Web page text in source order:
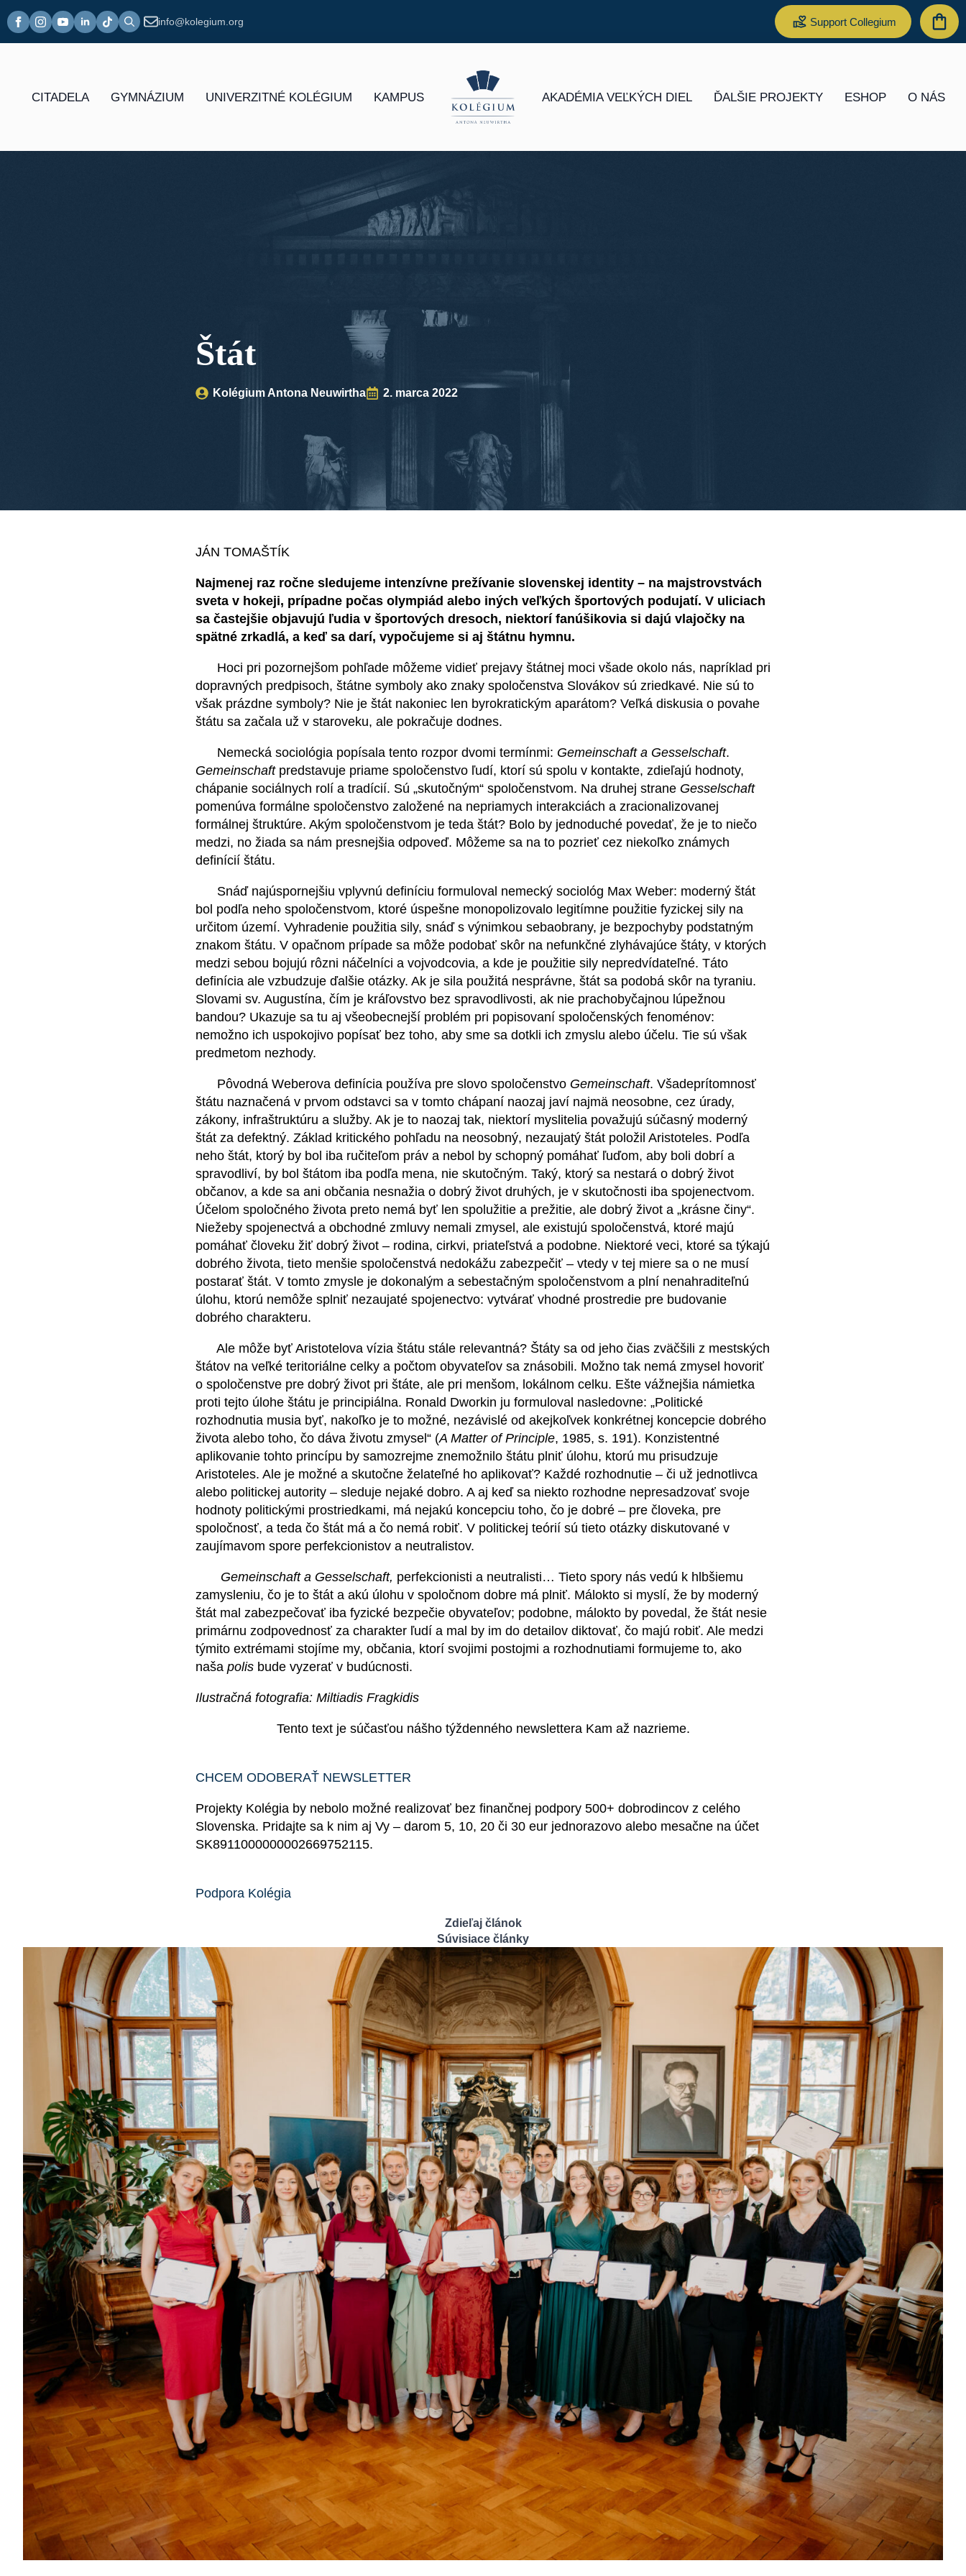
info@kolegium.org Support Collegium
CITADELA GYMNÁZIUM UNIVERZITNÉ KOLÉGIUM KAMPUS AKADÉMIA VEĽKÝCH DIEL ĎALŠIE PROJEKTY ESHOP O NÁS
Štát
Kolégium Antona Neuwirtha 2. marca 2022
JÁN TOMAŠTÍK
Najmenej raz ročne sledujeme intenzívne prežívanie slovenskej identity – na majstrovstvách
sveta v hokeji, prípadne počas olympiád alebo iných veľkých športových podujatí. V uliciach
sa častejšie objavujú ľudia v športových dresoch, niektorí fanúšikovia si dajú vlajočky na
spätné zrkadlá, a keď sa darí, vypočujeme si aj štátnu hymnu.
Hoci pri pozornejšom pohľade môžeme vidieť prejavy štátnej moci všade okolo nás, napríklad pri
dopravných predpisoch, štátne symboly ako znaky spoločenstva Slovákov sú zriedkavé. Nie sú to
však prázdne symboly? Nie je štát nakoniec len byrokratickým aparátom? Veľká diskusia o povahe
štátu sa začala už v staroveku, ale pokračuje dodnes.
Nemecká sociológia popísala tento rozpor dvomi termínmi: Gemeinschaft a Gesselschaft.
Gemeinschaft predstavuje priame spoločenstvo ľudí, ktorí sú spolu v kontakte, zdieľajú hodnoty,
chápanie sociálnych rolí a tradícií. Sú „skutočným“ spoločenstvom. Na druhej strane Gesselschaft
pomenúva formálne spoločenstvo založené na nepriamych interakciách a zracionalizovanej
formálnej štruktúre. Akým spoločenstvom je teda štát? Bolo by jednoduché povedať, že je to niečo
medzi, no žiada sa nám presnejšia odpoveď. Môžeme sa na to pozrieť cez niekoľko známych
definícií štátu.
Snáď najúspornejšiu vplyvnú definíciu formuloval nemecký sociológ Max Weber: moderný štát
bol podľa neho spoločenstvom, ktoré úspešne monopolizovalo legitímne použitie fyzickej sily na
určitom území. Vyhradenie použitia sily, snáď s výnimkou sebaobrany, je bezpochyby podstatným
znakom štátu. V opačnom prípade sa môže podobať skôr na nefunkčné zlyhávajúce štáty, v ktorých
medzi sebou bojujú rôzni náčelníci a vojvodcovia, a kde je použitie sily nepredvídateľné. Táto
definícia ale vzbudzuje ďalšie otázky. Ak je sila použitá nesprávne, štát sa podobá skôr na tyraniu.
Slovami sv. Augustína, čím je kráľovstvo bez spravodlivosti, ak nie prachobyčajnou lúpežnou
bandou? Ukazuje sa tu aj všeobecnejší problém pri popisovaní spoločenských fenoménov:
nemožno ich uspokojivo popísať bez toho, aby sme sa dotkli ich zmyslu alebo účelu. Tie sú však
predmetom nezhody.
Pôvodná Weberova definícia používa pre slovo spoločenstvo Gemeinschaft. Všadeprítomnosť
štátu naznačená v prvom odstavci sa v tomto chápaní naozaj javí najmä neosobne, cez úrady,
zákony, infraštruktúru a služby. Ak je to naozaj tak, niektorí myslitelia považujú súčasný moderný
štát za defektný. Základ kritického pohľadu na neosobný, nezaujatý štát položil Aristoteles. Podľa
neho štát, ktorý by bol iba ručiteľom práv a nebol by schopný pomáhať ľuďom, aby boli dobrí a
spravodliví, by bol štátom iba podľa mena, nie skutočným. Taký, ktorý sa nestará o dobrý život
občanov, a kde sa ani občania nesnažia o dobrý život druhých, je v skutočnosti iba spojenectvom.
Účelom spoločného života preto nemá byť len spolužitie a prežitie, ale dobrý život a „krásne činy“.
Niežeby spojenectvá a obchodné zmluvy nemali zmysel, ale existujú spoločenstvá, ktoré majú
pomáhať človeku žiť dobrý život – rodina, cirkvi, priateľstvá a podobne. Niektoré veci, ktoré sa týkajú
dobrého života, tieto menšie spoločenstvá nedokážu zabezpečiť – vtedy v tej miere sa o ne musí
postarať štát. V tomto zmysle je dokonalým a sebestačným spoločenstvom a plní nenahraditeľnú
úlohu, ktorú nemôže splniť nezaujaté spojenectvo: vytvárať vhodné prostredie pre budovanie
dobrého charakteru.
Ale môže byť Aristotelova vízia štátu stále relevantná? Štáty sa od jeho čias zväčšili z mestských
štátov na veľké teritoriálne celky a počtom obyvateľov sa znásobili. Možno tak nemá zmysel hovoriť
o spoločenstve pre dobrý život pri štáte, ale pri menšom, lokálnom celku. Ešte vážnejšia námietka
proti tejto úlohe štátu je principiálna. Ronald Dworkin ju formuloval nasledovne: „Politické
rozhodnutia musia byť, nakoľko je to možné, nezávislé od akejkoľvek konkrétnej koncepcie dobrého
života alebo toho, čo dáva životu zmysel“ (A Matter of Principle, 1985, s. 191). Konzistentné
aplikovanie tohto princípu by samozrejme znemožnilo štátu plniť úlohu, ktorú mu prisudzuje
Aristoteles. Ale je možné a skutočne želateľné ho aplikovať? Každé rozhodnutie – či už jednotlivca
alebo politickej autority – sleduje nejaké dobro. A aj keď sa niekto rozhodne nepresadzovať svoje
hodnoty politickými prostriedkami, má nejakú koncepciu toho, čo je dobré – pre človeka, pre
spoločnosť, a teda čo štát má a čo nemá robiť. V politickej teórií sú tieto otázky diskutované v
zaujímavom spore perfekcionistov a neutralistov.
Gemeinschaft a Gesselschaft, perfekcionisti a neutralisti… Tieto spory nás vedú k hlbšiemu
zamysleniu, čo je to štát a akú úlohu v spoločnom dobre má plniť. Málokto si myslí, že by moderný
štát mal zabezpečovať iba fyzické bezpečie obyvateľov; podobne, málokto by povedal, že štát nesie
primárnu zodpovednosť za charakter ľudí a mal by im do detailov diktovať, čo majú robiť. Ale medzi
týmito extrémami stojíme my, občania, ktorí svojimi postojmi a rozhodnutiami formujeme to, ako
naša polis bude vyzerať v budúcnosti.
Ilustračná fotografia: Miltiadis Fragkidis
Tento text je súčasťou nášho týždenného newslettera Kam až nazrieme.
CHCEM ODOBERAŤ NEWSLETTER
Projekty Kolégia by nebolo možné realizovať bez finančnej podpory 500+ dobrodincov z celého
Slovenska. Pridajte sa k nim aj Vy – darom 5, 10, 20 či 30 eur jednorazovo alebo mesačne na účet
SK8911000000002669752115.
Podpora Kolégia
Zdieľaj článok
Súvisiace články